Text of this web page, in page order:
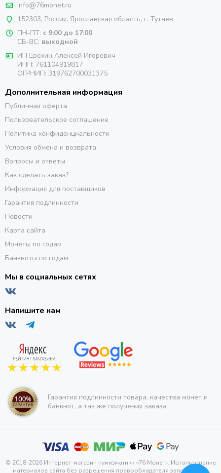
info@76monet.ru
152303, Россия, Ярославская область, г. Тутаев
ПН-ПТ: с 9:00 до 17:00
СБ-ВС: выходной
ИП Ерохин Алексей Игоревич
ИНН: 761104919817
ОГРНИП: 319762700031375
Дополнительная информация
Публичная оферта
Пользовательское соглашение
Политика конфиденциальности
Условия обмена и возврата
Вопросы и ответы
Как сделать заказ?
Информация для поставщиков
Гарантия подлинности
Новости
Карта сайта
Монеты по годам
Банкноты по годам
Мы в социальных сетях
Напишите нам
Гарантия подлинности товара, качества монет и
банкнот, а так же получения заказа
© 2018-2026 Интернет-магазин нумизматики «76 Монет». Использование
материалов сайта без разрешения правообладателя запрещено и